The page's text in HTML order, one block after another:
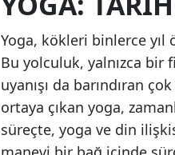
Yoga, kökleri binlerce
Bu yolculuk, yalnızca bir
uyanışı da barındıran
ortaya çıkan yoga,
süreçte, yoga ve din